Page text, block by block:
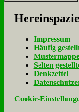
Im­pres­sum
Häu­fig
Mu­ster­map­pe
Sel­ten
Denk­zet­tel
Cookie-